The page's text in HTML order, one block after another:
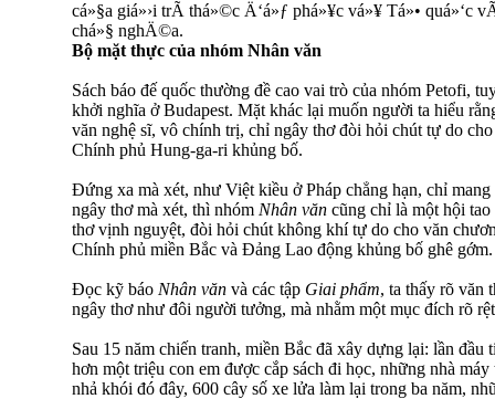
cá»§a giá»›i trÃ­ thá»©c Ä‘á»ƒ phá»¥c vá»¥ Tá»• quá»‘c
chá»§ nghÄ©a.
Bộ mặt thực của nhóm Nhân văn
Sách báo đế quốc thường đề cao vai trò của nhóm Petofi,
khởi nghĩa ở Budapest. Mặt khác lại muốn người ta hiểu
văn nghệ sĩ, vô chính trị, chỉ ngây thơ đòi hỏi chút tự do
Chính phủ Hung-ga-ri khủng bố.
Đứng xa mà xét, như Việt kiều ở Pháp chẳng hạn, chỉ
ngây thơ mà xét, thì nhóm Nhân văn cũng chỉ là một hội
thơ vịnh nguyệt, đòi hỏi chút không khí tự do cho văn
Chính phủ miền Bắc và Đảng Lao động khủng bố ghê gớm.
Đọc kỹ báo Nhân văn và các tập Giai phẩm, ta thấy rõ văn
ngây thơ như đôi người tưởng, mà nhằm một mục đích rõ
Sau 15 năm chiến tranh, miền Bắc đã xây dựng lại: lần đầu
hơn một triệu con em được cắp sách đi học, những nhà
nhả khói đó đây, 600 cây số xe lửa làm lại trong ba năm,